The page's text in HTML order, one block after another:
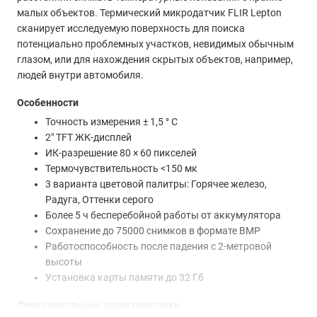
малых объектов. Термический микродатчик FLIR Lepton
сканирует исследуемую поверхность для поиска
потенциально проблемных участков, невидимых обычным
глазом, или для нахождения скрытых объектов, например,
людей внутри автомобиля.
Особенности
Точность измерения ± 1,5 ° C
2″ TFT ЖК-дисплей
ИК-разрешение 80 × 60 пикселей
Термочувствительность <150 мк
3 варианта цветовой палитры: Горячее железо,
Радуга, Оттенки серого
Более 5 ч бесперебойной работы от аккумулятора
Сохранение до 75000 снимков в формате BMP
Работоспособность после падения с 2-метровой
высоты
Установка карты памяти до 32 Гб